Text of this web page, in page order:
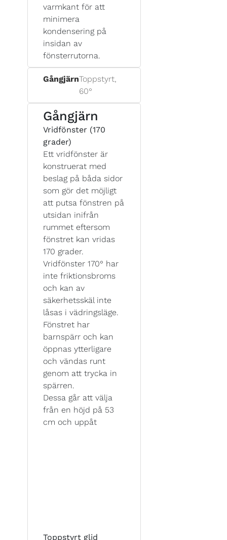
varmkant för att
minimera
kondensering på
insidan av
fönsterrutorna.
GångjärnToppstyrt,
60°
Gångjärn
Vridfönster (170
grader)
Ett vridfönster är
konstruerat med
beslag på båda sidor
som gör det möjligt
att putsa fönstren på
utsidan inifrån
rummet eftersom
fönstret kan vridas
170 grader.
Vridfönster 170° har
inte friktionsbroms
och kan av
säkerhetsskäl inte
låsas i vädringsläge.
Fönstret har
barnspärr och kan
öppnas ytterligare
och vändas runt
genom att trycka in
spärren.
Dessa går att välja
från en höjd på 53
cm och uppåt
Toppstyrt glid